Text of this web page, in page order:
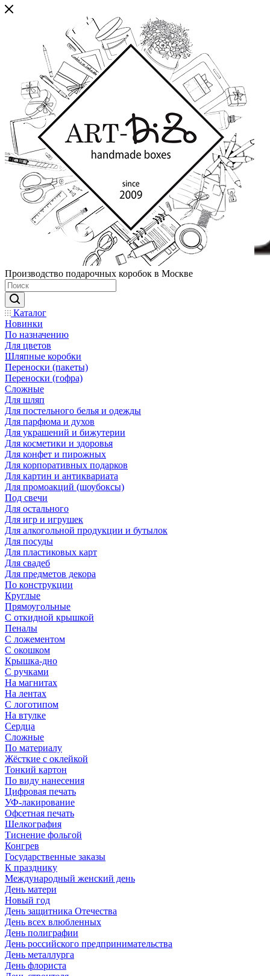
Производство подарочных коробок в Москве
Каталог
Новинки
По назначению
Для цветов
Шляпные коробки
Переноски (пакеты)
Переноски (гофра)
Сложные
Для шляп
Для постельного белья и одежды
Для парфюма и духов
Для украшений и бижутерии
Для косметики и здоровья
Для конфет и пирожных
Для корпоративных подарков
Для картин и антиквариата
Для промоакций (шоубоксы)
Под свечи
Для остального
Для игр и игрушек
Для алкогольной продукции и бутылок
Для посуды
Для пластиковых карт
Для свадеб
Для предметов декора
По конструкции
Круглые
Прямоугольные
С откидной крышкой
Пеналы
С ложементом
С окошком
Крышка-дно
С ручками
На магнитах
На лентах
С логотипом
На втулке
Сердца
Сложные
По материалу
Жёсткие с оклейкой
Тонкий картон
По виду нанесения
Цифровая печать
УФ-лакирование
Офсетная печать
Шелкография
Тиснение фольгой
Конгрев
Государственные заказы
К празднику
Международный женский день
День матери
Новый год
День защитника Отечества
День всех влюбленных
День полиграфии
День российского предпринимательства
День металлурга
День флориста